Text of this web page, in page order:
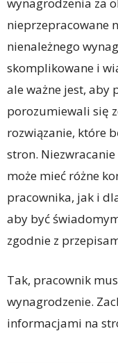
wynagrodzenia za
nieprzepracowane
nienależnego
skomplikowane i
ale ważne jest, aby
porozumiewali się
rozwiązanie, które
stron.
może mieć różne
pracownika, jak i
aby być
zgodnie z
Tak, pracownik
wynagrodzenie.
informacjami na